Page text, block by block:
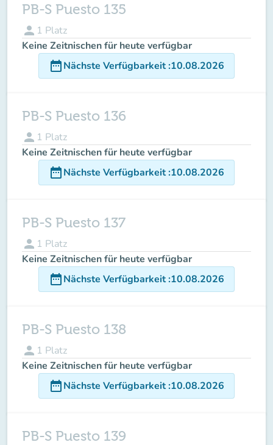
PB-S Puesto 135
person 1 Platz
Keine Zeitnischen für heute verfügbar
date_rangeNächste Verfügbarkeit:10.08.2026
PB-S Puesto 136
person 1 Platz
Keine Zeitnischen für heute verfügbar
date_rangeNächste Verfügbarkeit:10.08.2026
PB-S Puesto 137
person 1 Platz
Keine Zeitnischen für heute verfügbar
date_rangeNächste Verfügbarkeit:10.08.2026
PB-S Puesto 138
person 1 Platz
Keine Zeitnischen für heute verfügbar
date_rangeNächste Verfügbarkeit:10.08.2026
PB-S Puesto 139